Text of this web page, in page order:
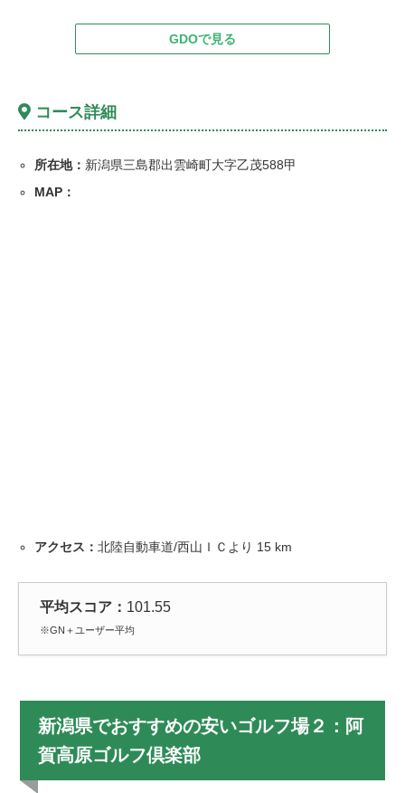
GDOで見る
コース詳細
所在地： 新潟県三島郡出雲崎町大字乙茂588甲
MAP：
アクセス：北陸自動車道/西山ＩＣより 15 km
平均スコア： 101.55
※GN＋ユーザー平均
新潟県でおすすめの安いゴルフ場２：阿
賀高原ゴルフ倶楽部